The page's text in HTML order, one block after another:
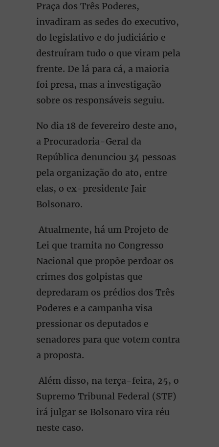
Praça dos Três Poderes,
invadiram as sedes do executivo,
do legislativo e do judiciário e
destruíram tudo o que viram pela
frente. De lá para cá, a maioria
foi presa, mas a investigação
sobre os responsáveis seguiu.
No dia 18 de fevereiro deste ano,
a Procuradoria-Geral da
República denunciou 34 pessoas
pela organização do ato, entre
elas, o ex-presidente Jair
Bolsonaro.
Atualmente, há um Projeto de
Lei que tramita no Congresso
Nacional que propõe perdoar os
crimes dos golpistas que
depredaram os prédios dos Três
Poderes e a campanha visa
pressionar os deputados e
senadores para que votem contra
a proposta.
Além disso, na terça-feira, 25, o
Supremo Tribunal Federal (STF)
irá julgar se Bolsonaro vira réu
neste caso.